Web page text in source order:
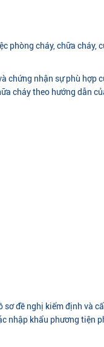
phòng cháy, chữa cháy,
chứng nhận sự phù hợp
cháy theo hướng dẫn
đề nghị kiểm định và
nhập khẩu phương tiện